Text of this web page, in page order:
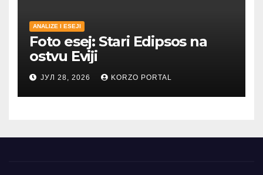
ANALIZE I ESEJI
Foto esej: Stari Edipsos na
ostvu Eviji
ЈУЛ 28, 2026 KORZO PORTAL